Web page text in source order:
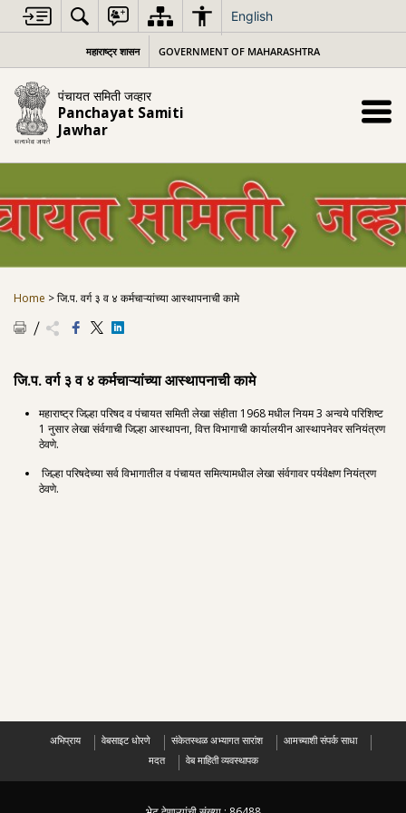
content
English
महाराष्ट्र शासन GOVERNMENT OF MAHARASHTRA
पंचायत समिती जव्हार
Panchayat Samiti
Jawhar
Home >जि.प. वर्ग ३ व ४ कर्मचाऱ्यांच्या आस्थापनाची कामे
जि.प. वर्ग ३ व ४ कर्मचाऱ्यांच्या आस्थापनाची कामे
महाराष्ट्र जिल्हा परिषद व पंचायत समिती लेखा संहीता 1968 मधील नियम 3 अन्वये परिशिष्ट
1 नुसार लेखा संर्वगाची जिल्हा आस्थापना, वित्त विभागाची कार्यालयीन आस्थापनेवर सनियंत्रण
ठेवणे.
जिल्हा परिषदेच्या सर्व विभागातील व पंचायत समित्यामधील लेखा संर्वगावर पर्यवेक्षण नियंत्रण
ठेवणे.
अभिप्राय वेबसाइट धोरणे संकेतस्थळ अभ्यागत सारांश
आमच्याशी संपर्क साधा
मदत
वेब माहिती व्यवस्थापक